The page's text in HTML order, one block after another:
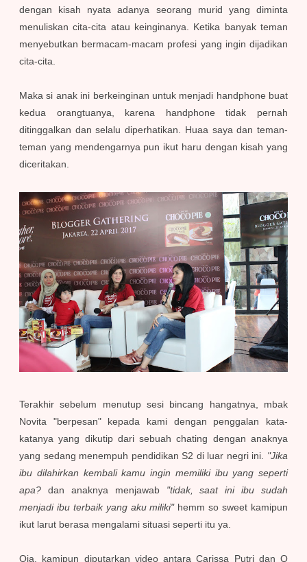
dengan kisah nyata adanya seorang murid yang diminta
menuliskan cita-cita atau keinginanya. Ketika banyak teman
menyebutkan bermacam-macam profesi yang ingin dijadikan
cita-cita.
Maka si anak ini berkeinginan untuk menjadi handphone buat
kedua orangtuanya, karena handphone tidak pernah
ditinggalkan dan selalu diperhatikan. Huaa saya dan teman-
teman yang mendengarnya pun ikut haru dengan kisah yang
diceritakan.
Terakhir sebelum menutup sesi bincang hangatnya, mbak
Novita "berpesan" kepada kami dengan penggalan kata-
katanya yang dikutip dari sebuah chating dengan anaknya
yang sedang menempuh pendidikan S2 di luar negri ini. "Jika
ibu dilahirkan kembali kamu ingin memiliki ibu yang seperti
apa? dan anaknya menjawab "tidak, saat ini ibu sudah
menjadi ibu terbaik yang aku miliki"hemm so sweet kamipun
ikut larut berasa mengalami situasi seperti itu ya.
Oia, kamipun diputarkan video antara Carissa Putri dan Q